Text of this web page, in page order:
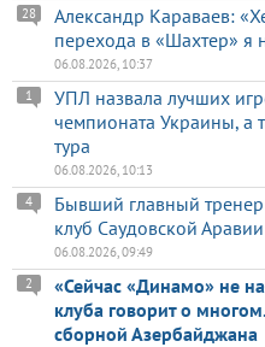
Александр Караваев:
перехода в «Шахтер» я
28
06.08.2026, 10:37
УПЛ назвала лучших
чемпионата Украины, а
тура
1
06.08.2026, 10:13
Бывший главный
клуб Саудовской Аравии
4
06.08.2026, 09:49
«Сейчас «Динамо» не
клуба говорит о
сборной Азербайджана
2